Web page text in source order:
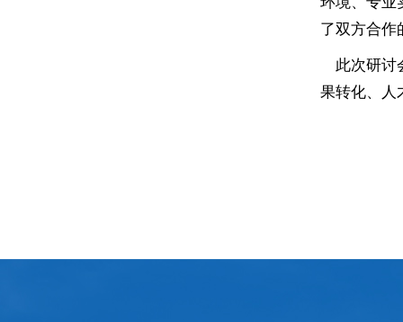
了双方合作
此次研讨
果转化、人